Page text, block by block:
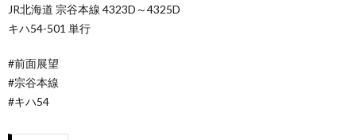
JR北海道 宗谷本線 4323D～4325D
キハ54-501 単行
#前面展望
#宗谷本線
#キハ54